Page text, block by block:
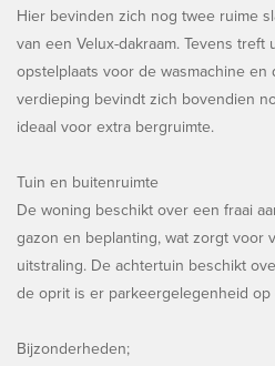
Hier bevinden zich nog twee ruime
van een Velux-dakraam. Tevens
opstelplaats voor de wasmachine en
verdieping bevindt zich bovendien
ideaal voor extra bergruimte.
Tuin en buitenruimte
De woning beschikt over een fraai
gazon en beplanting, wat zorgt voor
uitstraling. De achtertuin beschikt
de oprit is er parkeergelegenheid
Bijzonderheden;